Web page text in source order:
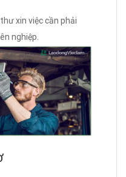
xin việc cần phải
nghiệp.